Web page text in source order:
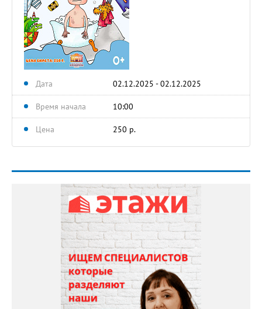
Дата 02.12.2025 - 02.12.2025
Время начала 10:00
Цена 250 р.